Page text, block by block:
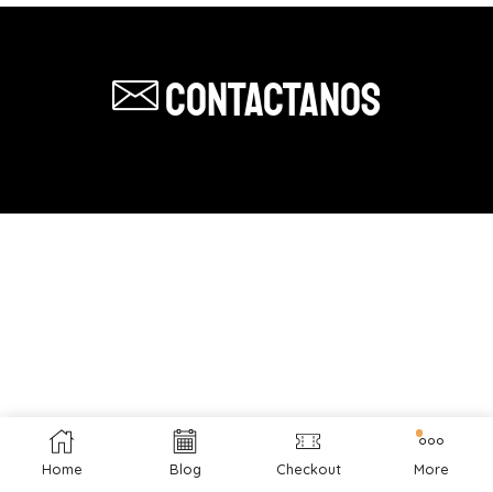
Home Blog Checkout More
Contactanos